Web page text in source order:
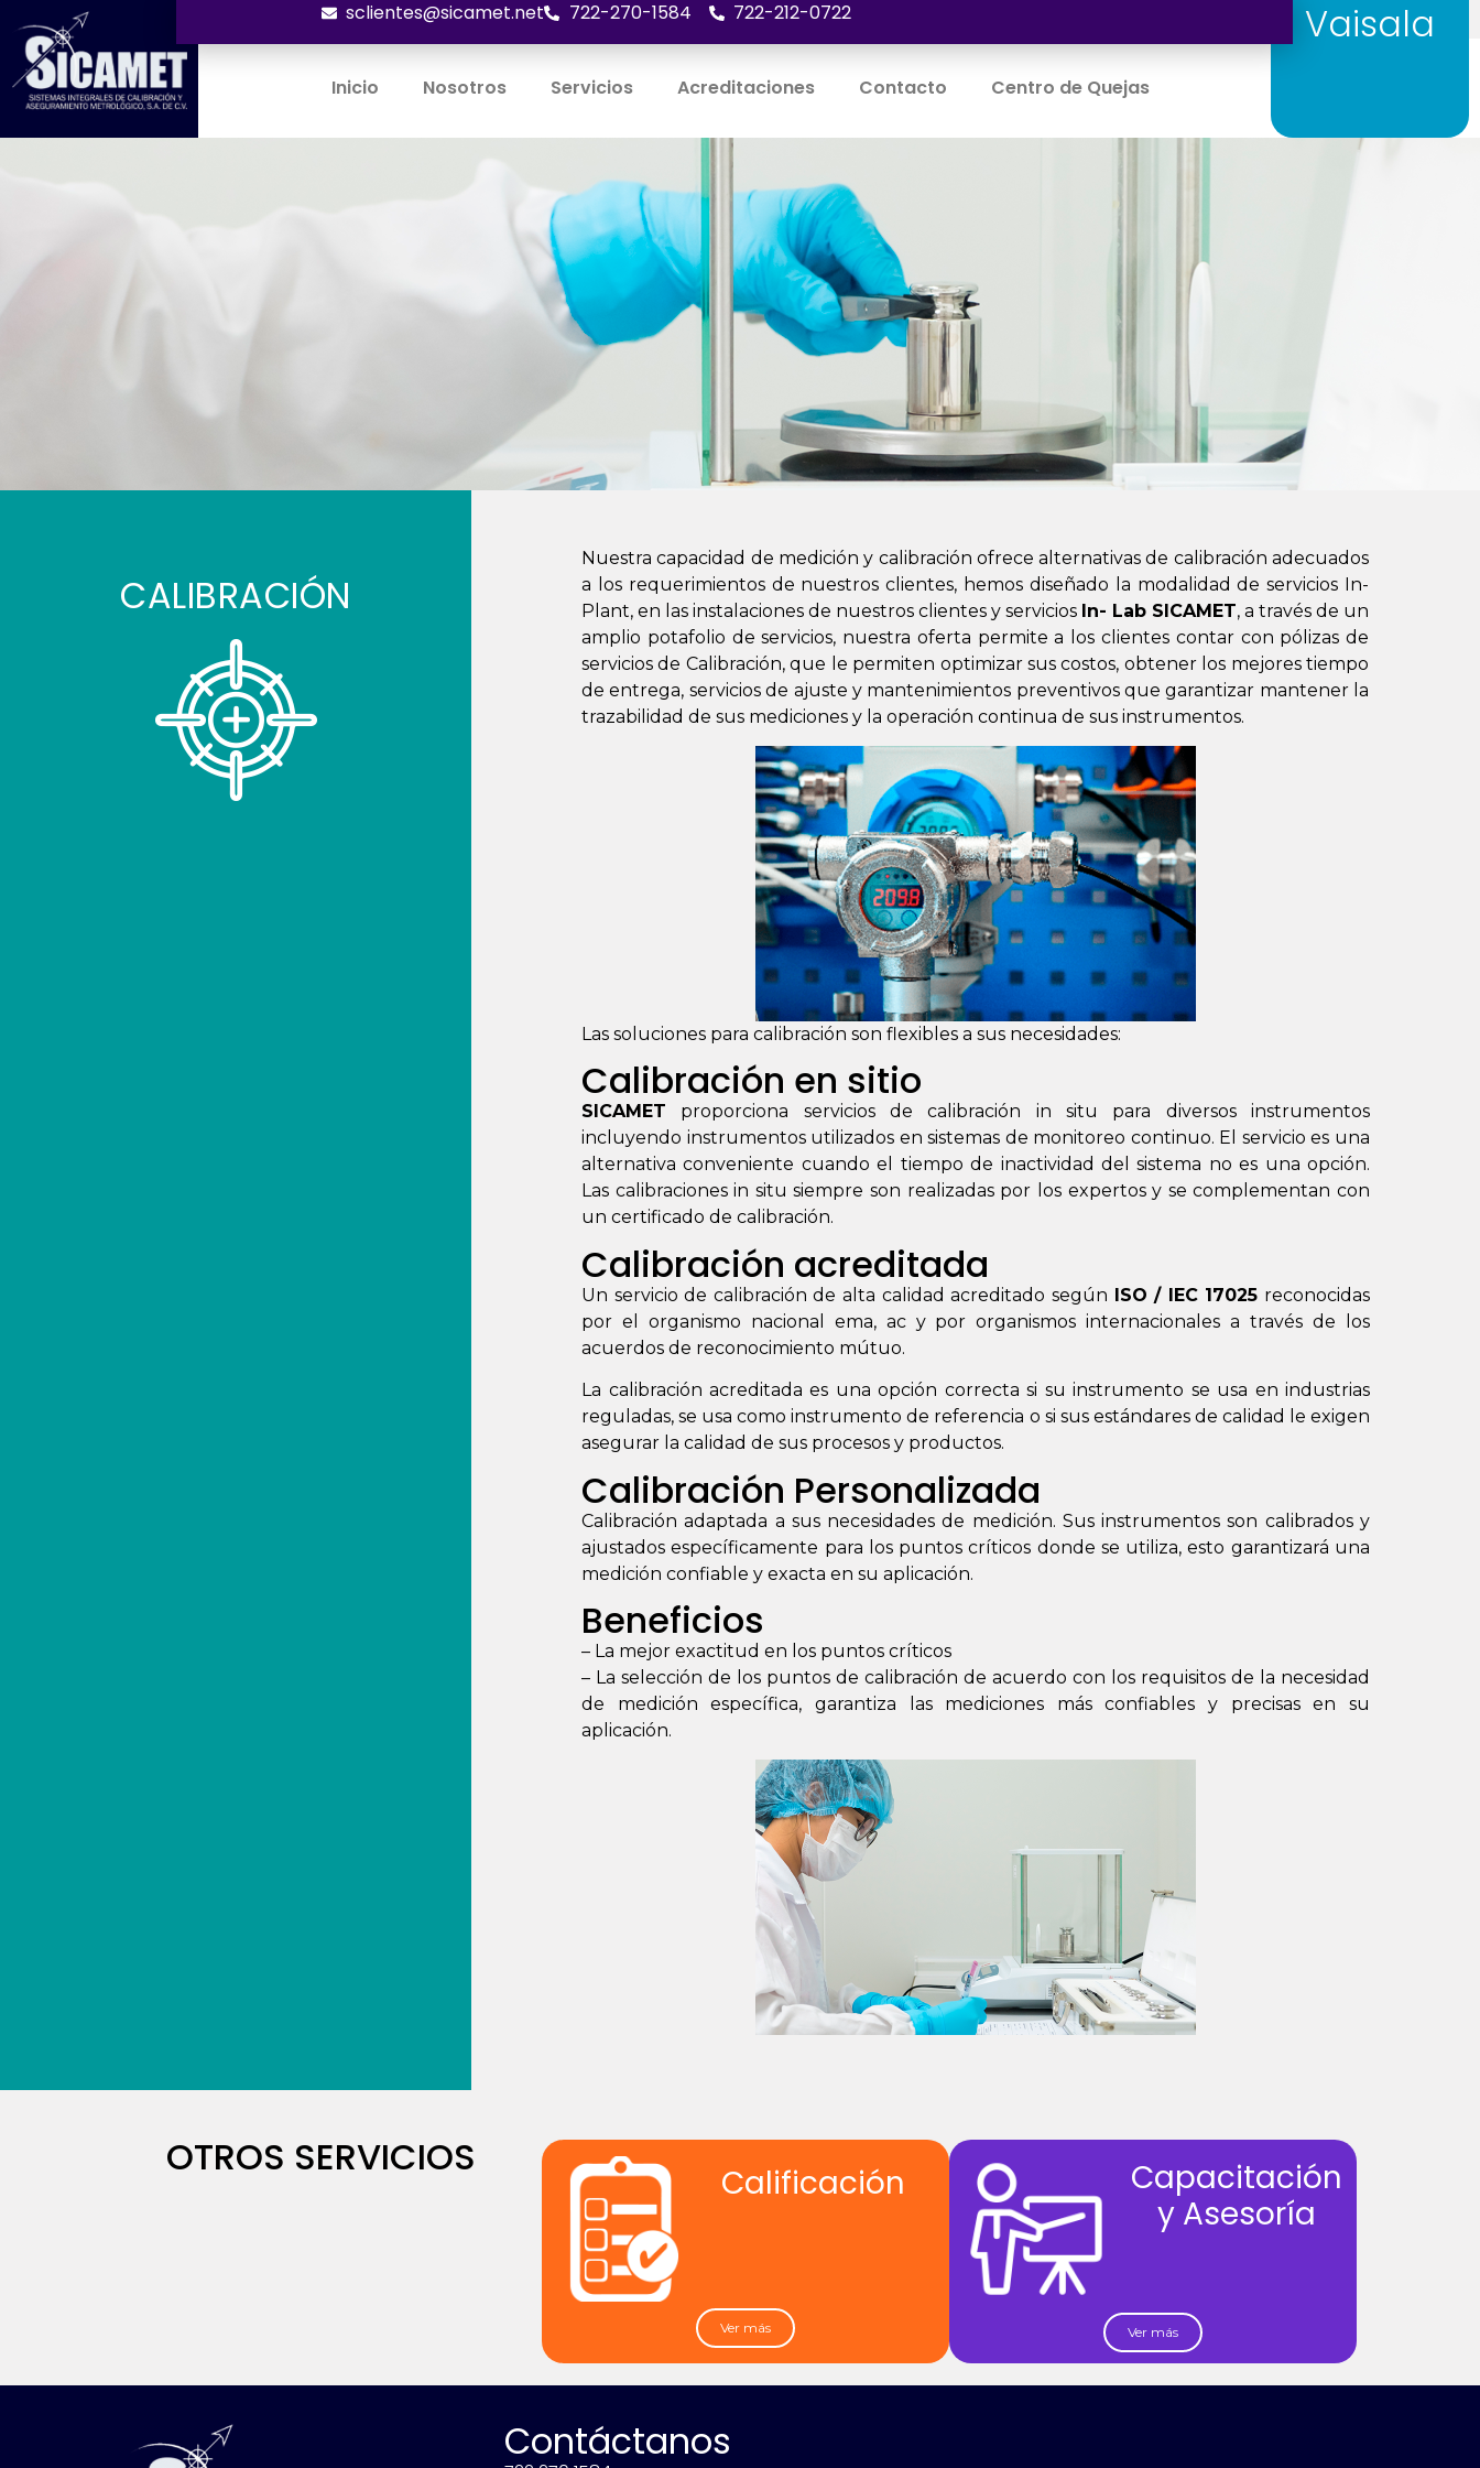
sclientes@sicamet.net 722-270-1584 722-212-0722 Vaisala
Inicio Nosotros Servicios Acreditaciones Contacto Centro de Quejas
CALIBRACIÓN
Nuestra capacidad de medición y calibración ofrece alternativas de calibración adecuados
a los requerimientos de nuestros clientes, hemos diseñado la modalidad de servicios In-
Plant, en las instalaciones de nuestros clientes y servicios In- Lab SICAMET, a través de un
amplio potafolio de servicios, nuestra oferta permite a los clientes contar con pólizas de
servicios de Calibración, que le permiten optimizar sus costos, obtener los mejores tiempo
de entrega, servicios de ajuste y mantenimientos preventivos que garantizar mantener la
trazabilidad de sus mediciones y la operación continua de sus instrumentos.
Las soluciones para calibración son flexibles a sus necesidades:
Calibración en sitio
SICAMET proporciona servicios de calibración in situ para diversos instrumentos
incluyendo instrumentos utilizados en sistemas de monitoreo continuo. El servicio es una
alternativa conveniente cuando el tiempo de inactividad del sistema no es una opción.
Las calibraciones in situ siempre son realizadas por los expertos y se complementan con
un certificado de calibración.
Calibración acreditada
Un servicio de calibración de alta calidad acreditado según ISO / IEC 17025 reconocidas
por el organismo nacional ema, ac y por organismos internacionales a través de los
acuerdos de reconocimiento mútuo.
La calibración acreditada es una opción correcta si su instrumento se usa en industrias
reguladas, se usa como instrumento de referencia o si sus estándares de calidad le exigen
asegurar la calidad de sus procesos y productos.
Calibración Personalizada
Calibración adaptada a sus necesidades de medición. Sus instrumentos son calibrados y
ajustados específicamente para los puntos críticos donde se utiliza, esto garantizará una
medición confiable y exacta en su aplicación.
Beneficios
– La mejor exactitud en los puntos críticos
– La selección de los puntos de calibración de acuerdo con los requisitos de la necesidad
de medición específica, garantiza las mediciones más confiables y precisas en su
aplicación.
OTROS SERVICIOS
Calificación
Ver más
Capacitación
y Asesoría
Ver más
Contáctanos